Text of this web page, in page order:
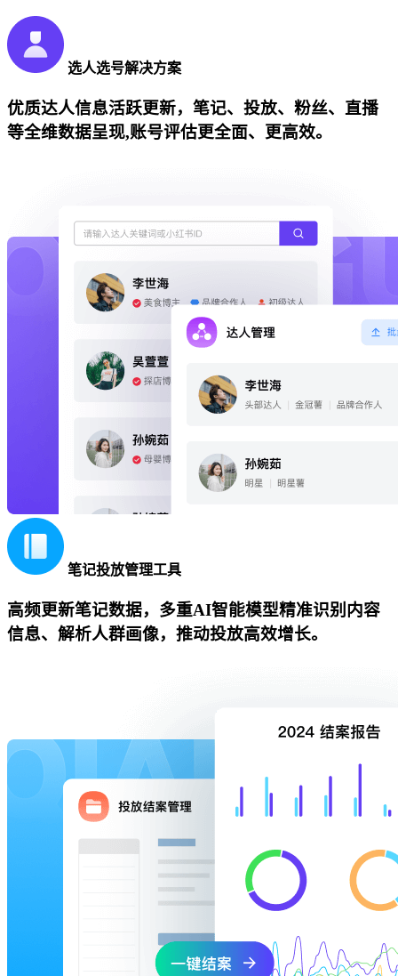
选人选号解决方案
优质达人信息活跃更新，笔记、投放、粉丝、直播
等全维数据呈现,账号评估更全面、更高效。
笔记投放管理工具
高频更新笔记数据，多重AI智能模型精准识别内容
信息、解析人群画像，推动投放高效增长。